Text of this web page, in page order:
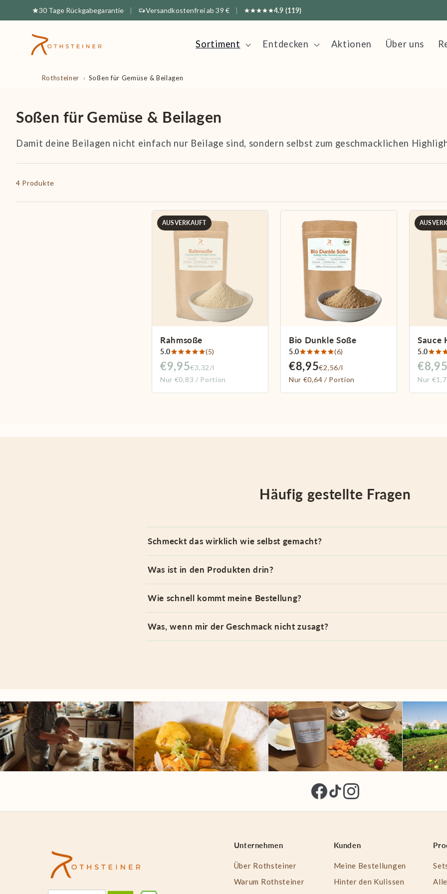
zum
Inhalt
30 Tage Rückgabegarantie | Versandkostenfrei ab 39 € | 4.9 (119)
Sortiment Entdecken Aktionen Über uns
Rothsteiner Soßen für Gemüse & Beilagen
Soßen für Gemüse & Beilagen
Damit deine Beilagen nicht einfach nur Beilage sind, sondern selbst zum geschmacklichen
4 Produkte
AUSVERKAUFT
Rahmsoße
5.0 (5)
€9,95€3,32/l
Nur €0,83 / Portion
Bio Dunkle Soße
5.0 (6)
€8,95€2,56/l
Nur €0,64 / Portion
Sauce
5.0
Nur
Häufig gestellte Fragen
Schmeckt das wirklich wie selbst gemacht?
Was ist in den Produkten drin?
Wie schnell kommt meine Bestellung?
Was, wenn mir der Geschmack nicht zusagt?
Unternehmen
Über Rothsteiner
Warum Rothsteiner
Kunden
Meine Bestellungen
Hinter den Kulissen